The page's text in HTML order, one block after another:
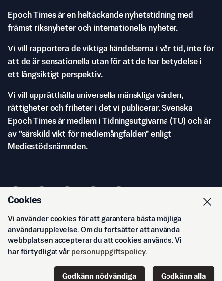
Epoch Times är en heltäckande nyhetstidning med
främst riksnyheter och internationella nyheter.
Vi vill rapportera de viktiga händelserna i vår tid, inte för
att de är sensationella utan för att de har betydelse i
ett långsiktigt perspektiv.
Vi vill upprätthålla universella mänskliga värden,
rättigheter och friheter i det vi publicerar. Svenska
Epoch Times är medlem i Tidningsutgivarna (TU) och är
av ”särskild vikt för mediemångfalden” enligt
Mediestödsnämnden.
© Svenska Epoch Times AB2026
Cookies
Vi använder cookies för att garantera bästa möjliga
användarupplevelse. Om du fortsätter att använda
webbplatsen accepterar du att cookies används. Vi
har förtydligat vår personuppgiftspolicy.
Godkänn nödvändiga Godkänn alla